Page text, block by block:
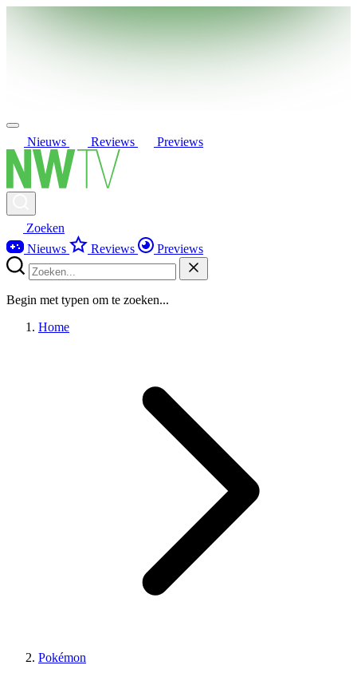
Nieuws Reviews Previews
Zoeken
Nieuws
Reviews Previews
Begin met typen om te zoeken...
Home
Pokémon